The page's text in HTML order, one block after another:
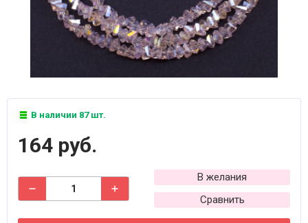
В наличии 87 шт.
164 руб.
В желания
Сравнить